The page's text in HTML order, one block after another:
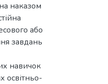
наказом
або
завдань
навичок
освітньо-